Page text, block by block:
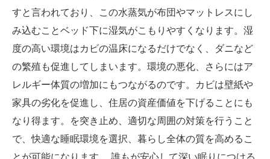
すと言われており、この水蒸気が布団やマットレスにし
み込むことベッド下に湿気がこもりやすくなります。湿
度の高い環境はカビの温床になるだけでなく、ダニなど
の繁殖も促進してしまいます。環境の悪化、さらにはア
レルギー体質の増加にもつながるのです。カビは壁紙や
家具の劣化を促進し、住居の資産価値を下げることにも
なり得ます。を突き止め、適切な周囲の対策を行うこと
で、快適な睡眠環境を選択、暮らし全体の質を高めるこ
とが可能になります。 誰もが安心して深い眠りにつける